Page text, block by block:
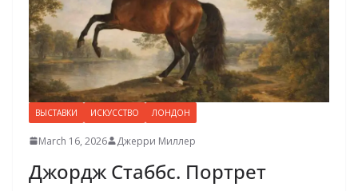
ВЫСТАВКИ ИСКУССТВО ЛОНДОН
March 16, 2026 Джерри Миллер
Джордж Стаббс. Портрет